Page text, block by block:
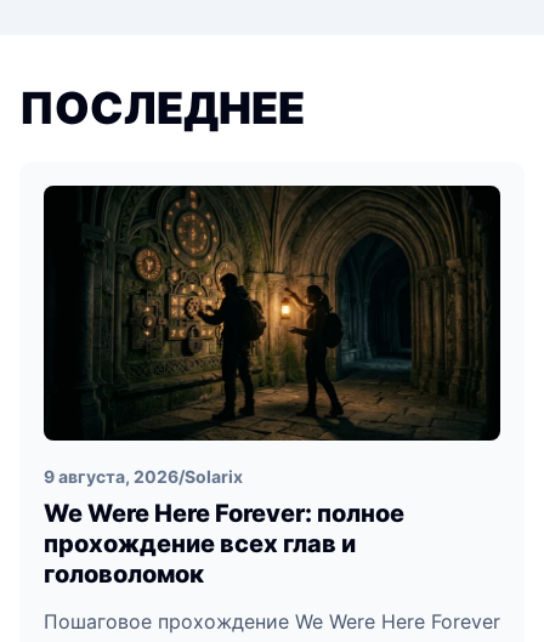
ПОСЛЕДНЕЕ
9 августа, 2026/Solarix
We Were Here Forever: полное
прохождение всех глав и
головоломок
Пошаговое прохождение We Were Here Forever